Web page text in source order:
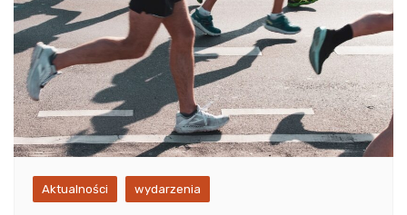
Aktualności wydarzenia